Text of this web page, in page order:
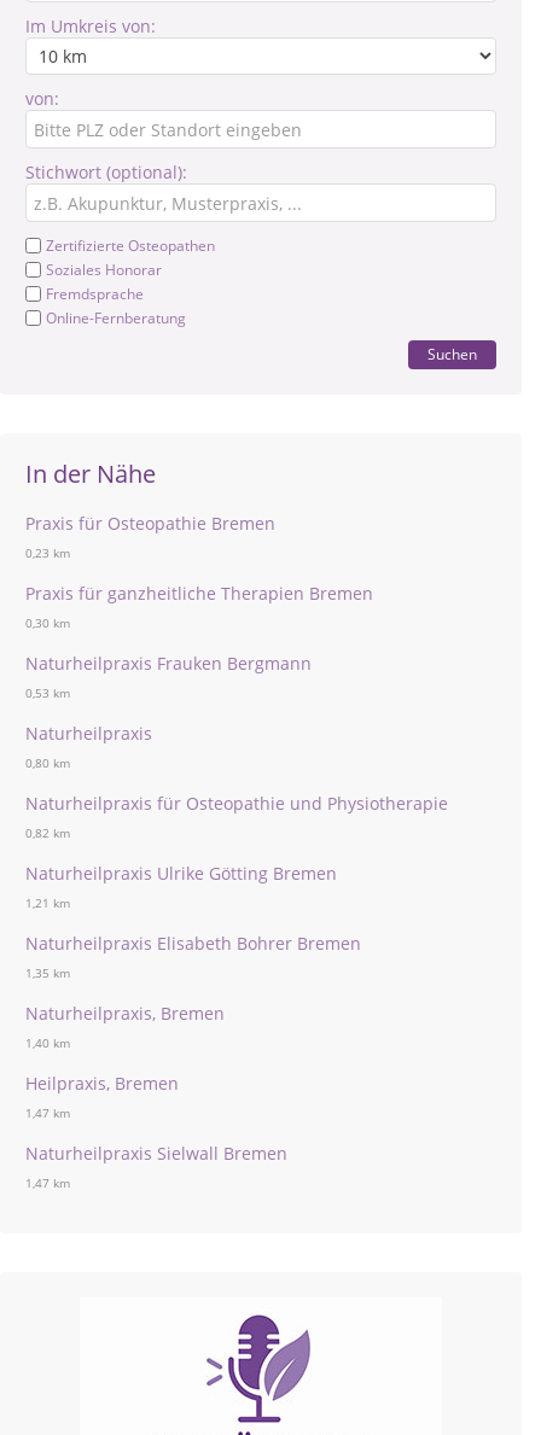
Im Umkreis von:
von:
Stichwort (optional):
Zertifizierte Osteopathen
Soziales Honorar
Fremdsprache
Online-Fernberatung
Suchen
In der Nähe
Praxis für Osteopathie Bremen
0,23 km
Praxis für ganzheitliche Therapien Bremen
0,30 km
Naturheilpraxis Frauken Bergmann
0,53 km
Naturheilpraxis
0,80 km
Naturheilpraxis für Osteopathie und Physiotherapie
0,82 km
Naturheilpraxis Ulrike Götting Bremen
1,21 km
Naturheilpraxis Elisabeth Bohrer Bremen
1,35 km
Naturheilpraxis, Bremen
1,40 km
Heilpraxis, Bremen
1,47 km
Naturheilpraxis Sielwall Bremen
1,47 km